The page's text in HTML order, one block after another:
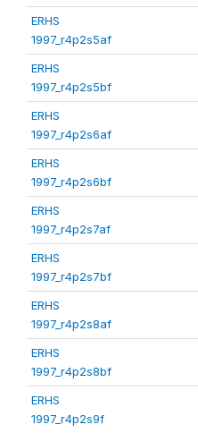
ERHS
1997_r4p2s5af
ERHS
1997_r4p2s5bf
ERHS
1997_r4p2s6af
ERHS
1997_r4p2s6bf
ERHS
1997_r4p2s7af
ERHS
1997_r4p2s7bf
ERHS
1997_r4p2s8af
ERHS
1997_r4p2s8bf
ERHS
1997_r4p2s9f